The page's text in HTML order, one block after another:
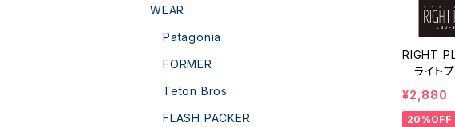
RIGHT
ライトプ
ム ゲレ
スノーボー
¥2,880
20%OFF
WEAR
Patagonia
FORMER
Teton Bros
FLASH PACKER